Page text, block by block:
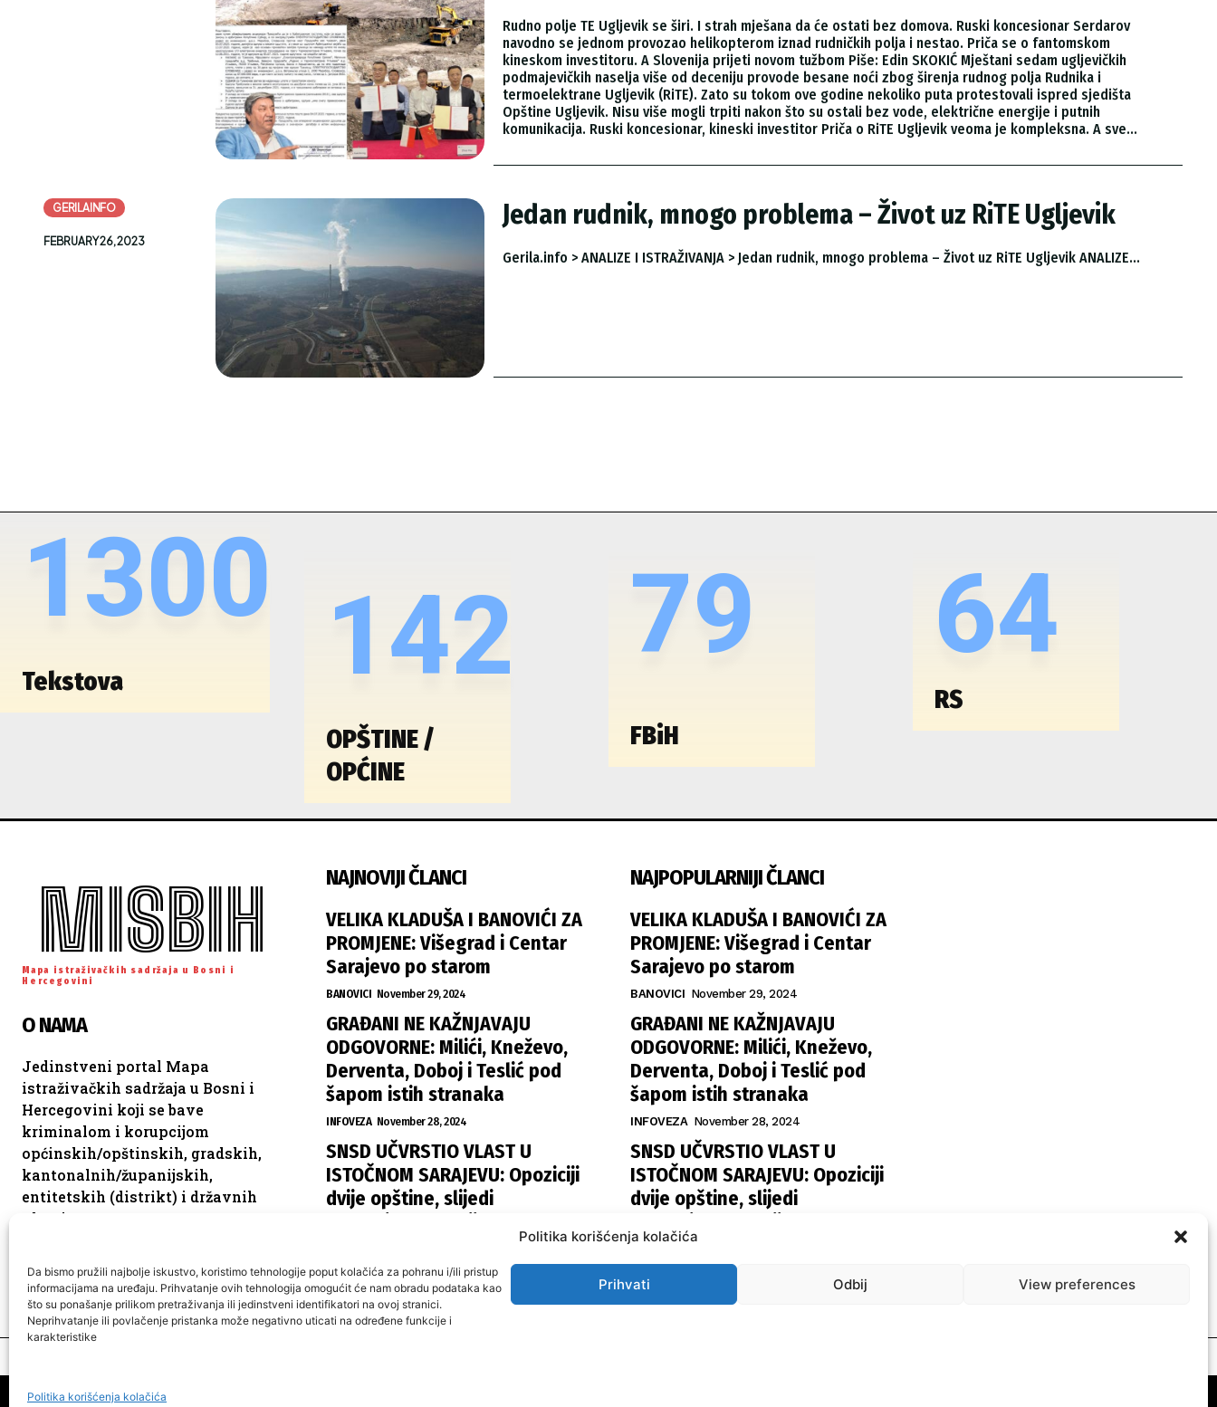
Politika korišćenja kolačića
Da bismo pružili najbolje iskustvo, koristimo tehnologije poput kolačića za pohranu i/ili pristup
informacijama na uređaju. Prihvatanje ovih tehnologija omogućit će nam obradu podataka kao
što su ponašanje prilikom pretraživanja ili jedinstveni identifikatori na ovoj stranici.
Neprihvatanje ili povlačenje pristanka može negativno uticati na određene funkcije i
karakteristike
Prihvati Odbij View preferences
Politika korišćenja kolačića
Rudno polje TE Ugljevik se širi. I strah mješana da će ostati bez domova. Ruski koncesionar Serdarov
navodno se jednom provozao helikopterom iznad rudničkih polja i nestao. Priča se o fantomskom
kineskom investitoru. A Slovenija prijeti novom tužbom Piše: Edin SKOKIĆ Mještani sedam ugljevičkih
podmajevičkih naselja više od deceniju provode besane noći zbog širenja rudnog polja Rudnika i
termoelektrane Ugljevik (RiTE). Zato su tokom ove godine nekoliko puta protestovali ispred sjedišta
Opštine Ugljevik. Nisu više mogli trpiti nakon što su ostali bez vode, električne energije i putnih
komunikacija. Ruski koncesionar, kineski investitor Priča o RiTE Ugljevik veoma je kompleksna. A sve...
GERILAINFO
FEBRUARY 26, 2023
Jedan rudnik, mnogo problema – Život uz RiTE Ugljevik
Gerila.info > ANALIZE I ISTRAŽIVANJA > Jedan rudnik, mnogo problema – Život uz RiTE Ugljevik ANALIZE...
1300
Tekstova 142
OPŠTINE /
OPĆINE
79
FBiH
64
RS
MISBIH
Mapa istraživačkih sadržaja u Bosni i
Hercegovini
O NAMA
Jedinstveni portal Mapa
istraživačkih sadržaja u Bosni i
Hercegovini koji se bave
kriminalom i korupcijom
općinskih/opštinskih, gradskih,
kantonalnih/županijskih,
entitetskih (distrikt) i državnih
vlasti.
NAJNOVIJI ČLANCI
VELIKA KLADUŠA I BANOVIĆI ZA
PROMJENE: Višegrad i Centar
Sarajevo po starom
BANOVICI November 29, 2024
GRAĐANI NE KAŽNJAVAJU
ODGOVORNE: Milići, Kneževo,
Derventa, Doboj i Teslić pod
šapom istih stranaka
INFOVEZA November 28, 2024
SNSD UČVRSTIO VLAST U
ISTOČNOM SARAJEVU: Opoziciji
dvije opštine, slijedi
NAJPOPULARNIJI ČLANCI
VELIKA KLADUŠA I BANOVIĆI ZA
PROMJENE: Višegrad i Centar
Sarajevo po starom
BANOVICI November 29, 2024
GRAĐANI NE KAŽNJAVAJU
ODGOVORNE: Milići, Kneževo,
Derventa, Doboj i Teslić pod
šapom istih stranaka
INFOVEZA November 28, 2024
SNSD UČVRSTIO VLAST U
ISTOČNOM SARAJEVU: Opoziciji
dvije opštine, slijedi